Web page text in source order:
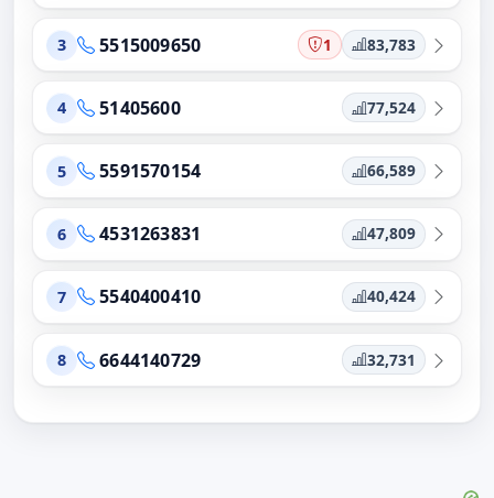
3 5515009650 1 83,783
4 51405600 77,524
5 5591570154 66,589
6 4531263831 47,809
7 5540400410 40,424
8 6644140729 32,731